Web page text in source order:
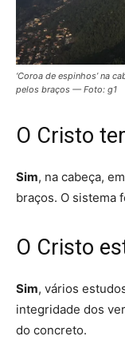
‘Coroa de espinhos’ na
pelos braços — Foto: g1
O Cristo
Sim, na cabeça,
braços. O sistema
O Cristo
Sim, vários
integridade dos
do concreto.